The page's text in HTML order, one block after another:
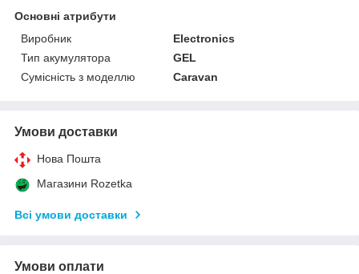
Основні атрибути
Виробник
Electronics
Тип акумулятора
GEL
Сумісність з моделлю
Caravan
Умови доставки
Нова Пошта
Магазини Rozetka
Всі умови доставки
Умови оплати